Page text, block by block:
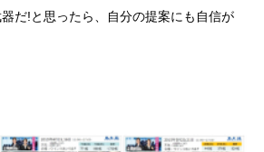
だ!と思ったら、自分の提案にも自信が